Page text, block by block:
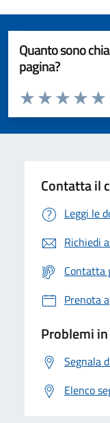
Quanto sono
pagina?
Valuta da 1 a 5 stelle la
Valuta
Valuta 3
Valuta 2 stelle
Valuta 1 stelle su 5
Contatta il
Leggi le
Richiedi
Contatta
Prenota
Problemi
Segnala
Elenco